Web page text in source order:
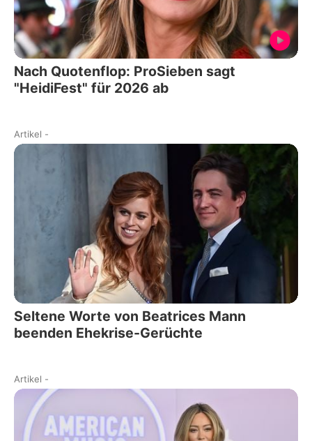
Nach Quotenflop: ProSieben sagt
"HeidiFest" für 2026 ab
Artikel -
Seltene Worte von Beatrices Mann
beenden Ehekrise-Gerüchte
Artikel -